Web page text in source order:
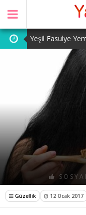
Yeşil Fasulye
Patates
Şeker Pare
Yeşil Mercimek
Tarhana Çorbası
Güzellik 12 Ocak 2017